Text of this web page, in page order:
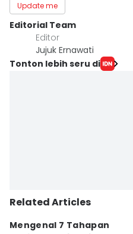
Update me
Editorial Team
Editor
Jujuk Ernawati
Tonton lebih seru di
Related Articles
Mengenal 7 Tahapan